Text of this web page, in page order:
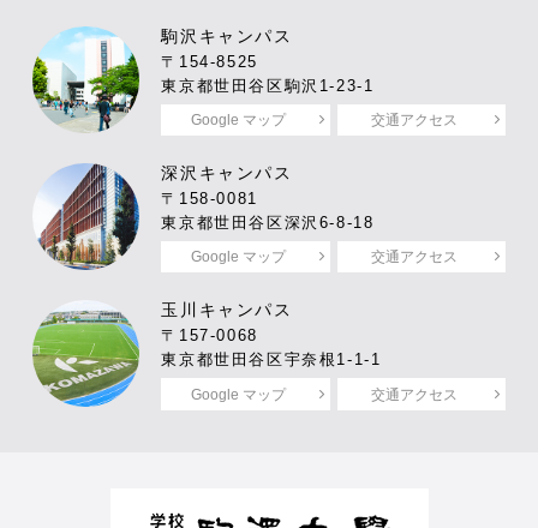
駒沢キャンパス
〒154-8525
東京都世田谷区駒沢1-23-1
Google マップ 交通アクセス
深沢キャンパス
〒158-0081
東京都世田谷区深沢6-8-18
Google マップ 交通アクセス
玉川キャンパス
〒157-0068
東京都世田谷区宇奈根1-1-1
Google マップ 交通アクセス